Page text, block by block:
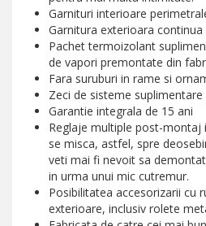
Garnituri interioare
Garnitura exterioara continua
Pachet termoizolant
de vapori premontate din
Fara suruburi in rame si
Zeci de sisteme
Garantie integrala de 15 ani
Reglaje multiple post-montaj
se misca, astfel, spre
veti mai fi nevoit sa
in urma unui mic cutremur.
Posibilitatea accesorizarii cu
exterioare, inclusiv rolete